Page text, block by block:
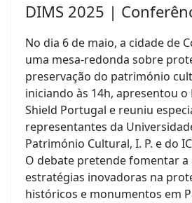
DIMS 2025 |
No dia 6 de maio, a cidade de
uma mesa-redonda sobre
preservação do património
iniciando às 14h, apresentou o
Shield Portugal e reuniu
representantes da
Património Cultural, I. P. e do
O debate pretende fomentar a
estratégias inovadoras na
históricos e monumentos em